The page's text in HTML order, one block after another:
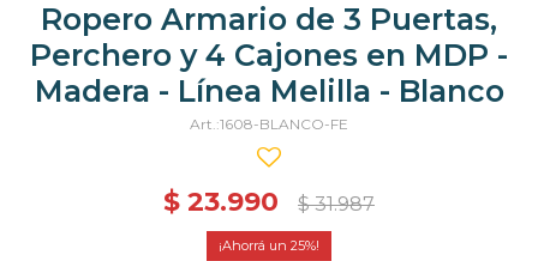
Ropero Armario de 3 Puertas,
Perchero y 4 Cajones en MDP -
Madera - Línea Melilla - Blanco
1608-BLANCO-FE
$ 23.990 $ 31.987
25